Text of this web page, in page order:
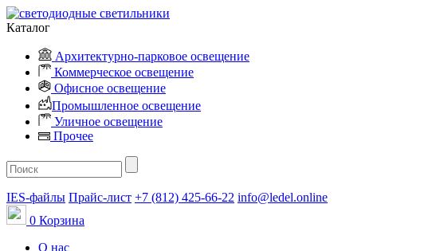
Каталог
Архитектурно-парковое освещение
Коммерческое освещение
Офисное освещение
Промышленное освещение
Уличное освещение
Прочее
IES-файлы Прайс-лист +7 (812) 425-66-22 info@ledel.online
0 Корзина
О нас